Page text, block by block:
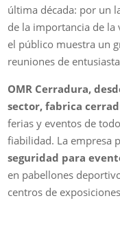
última década: por un
de la importancia de
el público muestra un
reuniones de
OMR Cerradura,
sector, fabrica
ferias y eventos de
fiabilidad. La empresa
seguridad para
en pabellones
centros de